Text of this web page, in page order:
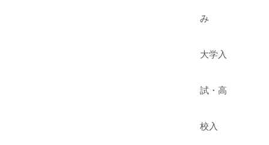
み
大学入
試・高
校入